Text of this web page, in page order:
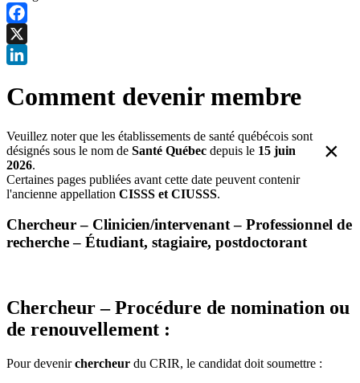
Facebook
X
Comment devenir membre
Veuillez noter que les établissements de santé québécois sont
désignés sous le nom de Santé Québec depuis le 15 juin
2026.
Certaines pages publiées avant cette date peuvent contenir
l'ancienne appellation CISSS et CIUSSS.
×
Chercheur – Clinicien/intervenant – Professionnel de
recherche – Étudiant, stagiaire, postdoctorant
Chercheur – Procédure de nomination ou
de renouvellement :
Pour devenirchercheur du CRIR, le candidat doit soumettre :